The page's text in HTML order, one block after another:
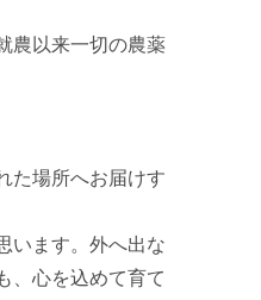
農以来一切の農薬
た場所へお届けす
います。外へ出な
、心を込めて育て